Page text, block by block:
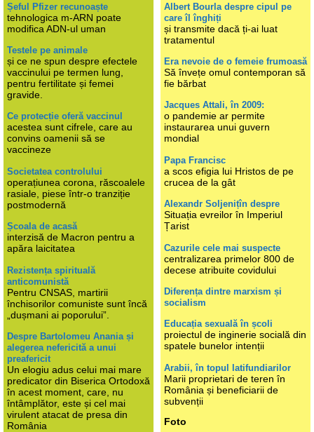
Șeful Pfizer recunoaște
tehnologica m-ARN poate
modifica ADN-ul uman
Testele pe animale
și ce ne spun despre efectele
vaccinului pe termen lung,
pentru fertilitate și femei
gravide.
Ce protecție oferă vaccinul
acestea sunt cifrele, care au
convins oamenii să se
vaccineze
Societatea controlului
operațiunea corona, răscoalele
rasiale, piese într-o tranziție
postmodernă
Școala de acasă
interzisă de Macron pentru a
apăra laicitatea
Rezistența spirituală
anticomunistă
Pentru CNSAS, martirii
închisorilor comuniste sunt încă
„dușmani ai poporului”.
Despre Bartolomeu Anania și
alegerea nefericită a unui
preafericit
Un elogiu adus celui mai mare
predicator din Biserica Ortodoxă
în acest moment, care, nu
întâmplător, este și cel mai
virulent atacat de presa din
România
Albert Bourla despre cipul pe
care îl înghiți
și transmite dacă ți-ai luat
tratamentul
Era nevoie de o femeie frumoasă
Să învețe omul contemporan să
fie bărbat
Jacques Attali, în 2009:
o pandemie ar permite
instaurarea unui guvern
mondial
Papa Francisc
a scos efigia lui Hristos de pe
crucea de la gât
Alexandr Soljenițîn despre
Situația evreilor în Imperiul
Țarist
Cazurile cele mai suspecte
centralizarea primelor 800 de
decese atribuite covidului
Diferența dintre marxism și
socialism
Educația sexuală în școli
proiectul de inginerie socială din
spatele bunelor intenții
Arabii, în topul latifundiarilor
Marii proprietari de teren în
România și beneficiarii de
subvenții
Foto